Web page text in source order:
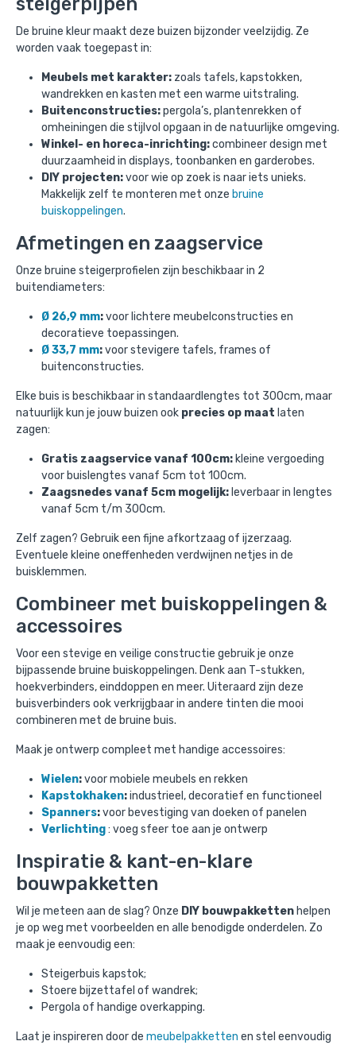
De bruine kleur maakt deze buizen bijzonder veelzijdig. Ze
worden vaak toegepast in:
Meubels met karakter: zoals tafels, kapstokken,
wandrekken en kasten met een warme uitstraling.
Buitenconstructies:pergola’s, plantenrekken of
omheiningen die stijlvol opgaan in de natuurlijke omgeving.
Winkel- en horeca-inrichting:combineer design met
duurzaamheid in displays, toonbanken en garderobes.
DIY projecten:voor wie op zoek is naar iets unieks.
Makkelijk zelf te monteren met onze bruine
buiskoppelingen.
Afmetingen en zaagservice
Onze bruine steigerprofielen zijn beschikbaar in 2
buitendiameters:
Ø 26,9 mm:voor lichtere meubelconstructies en
decoratieve toepassingen.
Ø 33,7 mm:voor stevigere tafels, frames of
buitenconstructies.
Elke buis is beschikbaar in standaardlengtes tot 300cm, maar
natuurlijk kun je jouw buizen ook precies op maat laten
zagen:
Gratis zaagservice vanaf 100cm: kleine vergoeding
voor buislengtes vanaf 5cm tot 100cm.
Zaagsnedes vanaf 5cm mogelijk: leverbaar in lengtes
vanaf 5cm t/m 300cm.
Zelf zagen? Gebruik een fijne afkortzaag of ijzerzaag.
Eventuele kleine oneffenheden verdwijnen netjes in de
buisklemmen.
Combineer met buiskoppelingen &
accessoires
Voor een stevige en veilige constructie gebruik je onze
bijpassende bruine buiskoppelingen. Denk aan T-stukken,
hoekverbinders, einddoppen en meer. Uiteraard zijn deze
buisverbinders ook verkrijgbaar in andere tinten die mooi
combineren met de bruine buis.
Maak je ontwerp compleet met handige accessoires:
Wielen:voor mobiele meubels en rekken
Kapstokhaken:industrieel, decoratief en functioneel
Spanners:voor bevestiging van doeken of panelen
Verlichting: voeg sfeer toe aan je ontwerp
Inspiratie & kant-en-klare
bouwpakketten
Wil je meteen aan de slag? Onze DIY bouwpakketten helpen
je op weg met voorbeelden en alle benodigde onderdelen. Zo
maak je eenvoudig een:
Steigerbuis kapstok;
Stoere bijzettafel of wandrek;
Pergola of handige overkapping.
Laat je inspireren door de meubelpakketten en stel eenvoudig